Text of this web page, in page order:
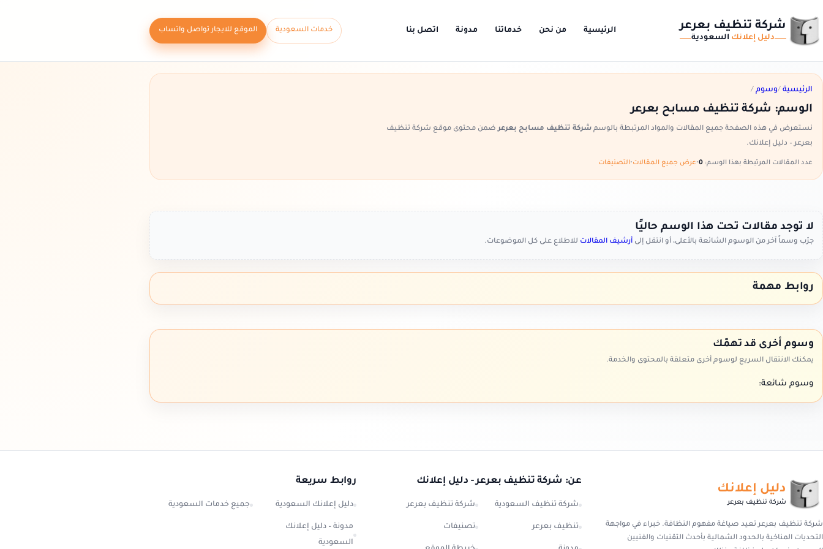
شركة تنظيف بعرعر
دليل إعلانك السعودية
الرئيسية من نحن خدماتنا مدونة اتصل بنا خدمات السعودية الموقع للايجار تواصل واتساب
الرئيسية /وسوم /
الوسم: شركة تنظيف مسابح بعرعر
نستعرض في هذه الصفحة جميع المقالات والمواد المرتبطة بالوسم شركة تنظيف مسابح بعرعرضمن محتوى موقع شركة تنظيف
بعرعر – دليل إعلانك.
عدد المقالات المرتبطة بهذا الوسم: •عرض جميع المقالات•التصنيفات
لا توجد مقالات تحت هذا الوسم حاليًا
جرّب وسماً آخر من الوسوم الشائعة بالأعلى، أو انتقل إلى أرشيف المقالات للاطلاع على كل الموضوعات.
روابط مهمة
وسوم أخرى قد تهمّك
يمكنك الانتقال السريع لوسوم أخرى متعلقة بالمحتوى والخدمة.
وسوم شائعة:
دليل إعلانك
شركة تنظيف بعرعر
شركة تنظيف بعرعر تعيد صياغة مفهوم النظافة. خبراء في مواجهة
التحديات المناخية بالحدود الشمالية بأحدث التقنيات والفنيين
عن: شركة تنظيف بعرعر - دليل إعلانك
شركة تنظيف السعودية شركة تنظيف بعرعر
تنظيف بعرعر تصنيفات
روابط سريعة
دليل إعلانك السعودية جميع خدمات السعودية
مدونة – دليل إعلانك
السعودية